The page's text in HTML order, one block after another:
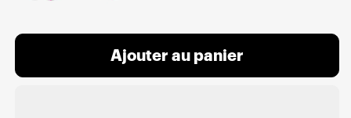
Ajouter au panier